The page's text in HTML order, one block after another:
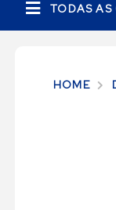
TODAS AS
HOME